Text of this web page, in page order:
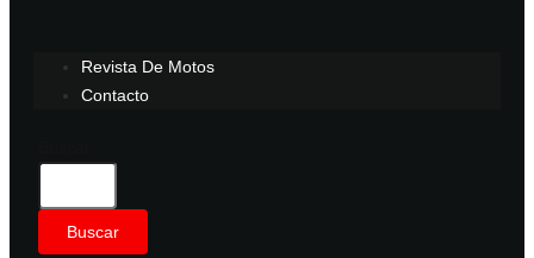
Revista De Motos
Contacto
Buscar